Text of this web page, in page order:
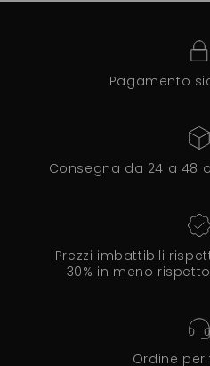
Pagamento
Consegna da 24 a 48
Prezzi imbattibili
30% in meno
Ordine